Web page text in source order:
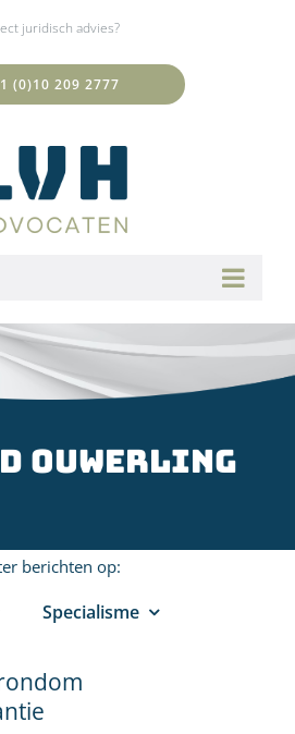
juridisch advies?
(0)10 209 2777
Ouwerling
berichten op:
Specialisme